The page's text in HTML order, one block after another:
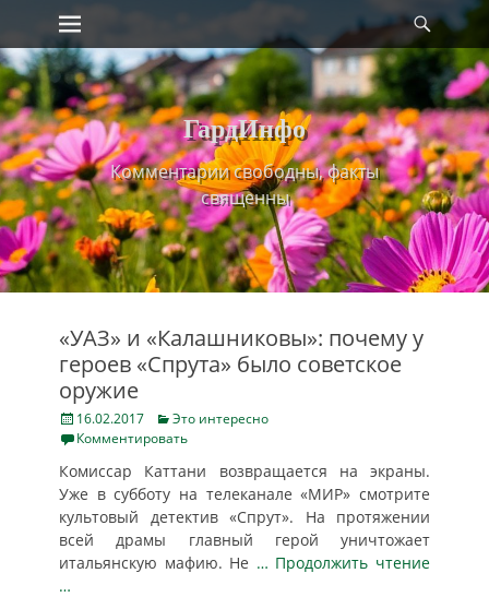
Skip
to
content
Primary Menu
ГардИнфо
Комментарии свободны, факты
священны
«УАЗ» и «Калашниковы»: почему у
героев «Спрута» было советское
оружие
Posted
on
16.02.2017 Categories
Это интересно
Комментировать
Комиссар Каттани возвращается на экраны.
Уже в субботу на телеканале «МИР» смотрите
культовый детектив «Спрут». На протяжении
всей драмы главный герой уничтожает
итальянскую мафию. Не … Продолжить чтение
…